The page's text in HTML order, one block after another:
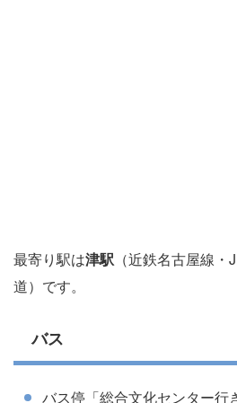
最寄り駅は津駅 （近鉄名古屋線
道）です。
バス
バス停「総合文化センター行